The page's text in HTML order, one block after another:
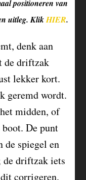
positioneren van
uitleg. KlikHIER.
denk aan
de driftzak
lekker kort.
geremd wordt.
midden, of
De punt
de spiegel en
de driftzak iets
corrigeren.